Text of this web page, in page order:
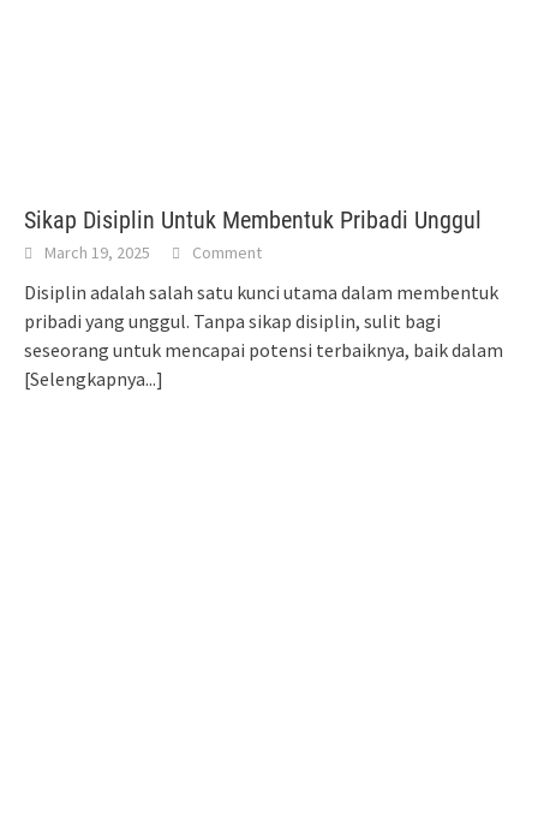
Sikap Disiplin Untuk Membentuk Pribadi Unggul
March 19, 2025 Comment
Disiplin adalah salah satu kunci utama dalam membentuk
pribadi yang unggul. Tanpa sikap disiplin, sulit bagi
seseorang untuk mencapai potensi terbaiknya, baik dalam
[Selengkapnya...]